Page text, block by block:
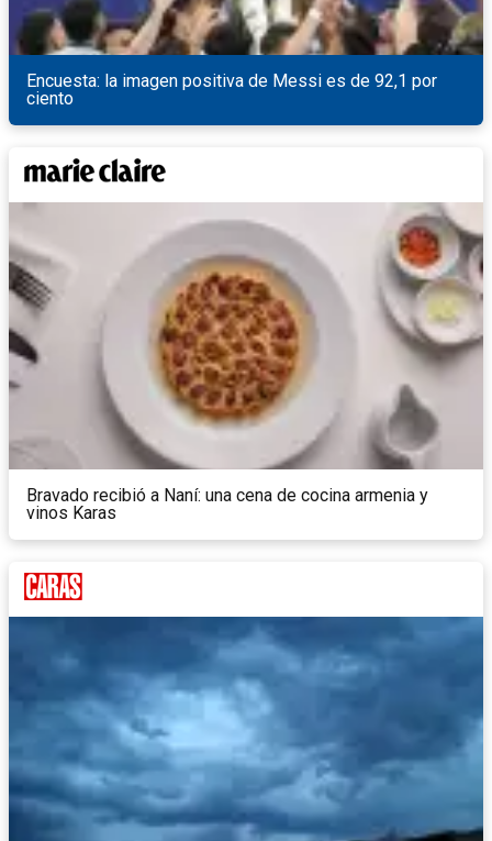
Encuesta: la imagen positiva de Messi es de 92,1 por
ciento
Bravado recibió a Naní: una cena de cocina armenia y
vinos Karas